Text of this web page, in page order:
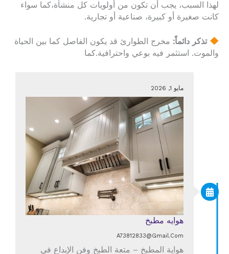
لهذا السبب، يجب أن تكون من أولويات كل منشأة،كما سواء
كانت صغيرة أو كبيرة، صناعية أو تجارية.
تذكر دائماً: مخرج الطوارئ قد يكون الفاصل كما بين الحياة
والموت. استثمر فيه بوعي واحترافية.كما
مايو 1, 2026
هوايه مطبخ
A73812833@gmail.com
هواية المطبخ – متعة الطبخ وفن الإبداع في